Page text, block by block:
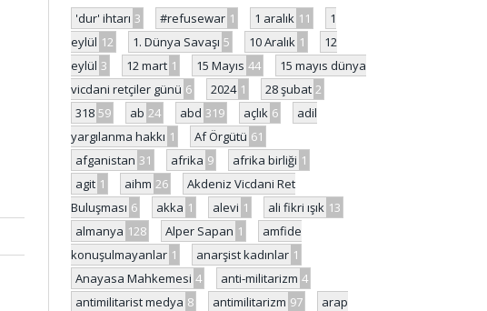
'dur' ihtarı 3 #refusewar 1 1 aralık 11
1
eylül 12 1. Dünya Savaşı 5 10 Aralık 1
12
eylül 3 12 mart 1 15 Mayıs 44
15 mayıs dünya
vicdani retçiler günü 6 2024 1 28 şubat 2
318 59 ab 24 abd 319 açlık 6
adil
yargılanma hakkı 1 Af Örgütü 61
afganistan 31 afrika 9 afrika birliği 1
agit 1 aihm 26
Akdeniz Vicdani Ret
Buluşması 6 akka 1 alevi 1 ali fikri ışık 13
almanya 128 Alper Sapan 1
amfide
konuşulmayanlar 1 anarşist kadınlar 1
Anayasa Mahkemesi 4 anti-militarizm 4
antimilitarist medya 8 antimilitarizm 97
arap